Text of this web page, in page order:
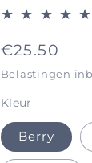
Normale
prijs
€25.50
Belastingen
Kleur
Berry